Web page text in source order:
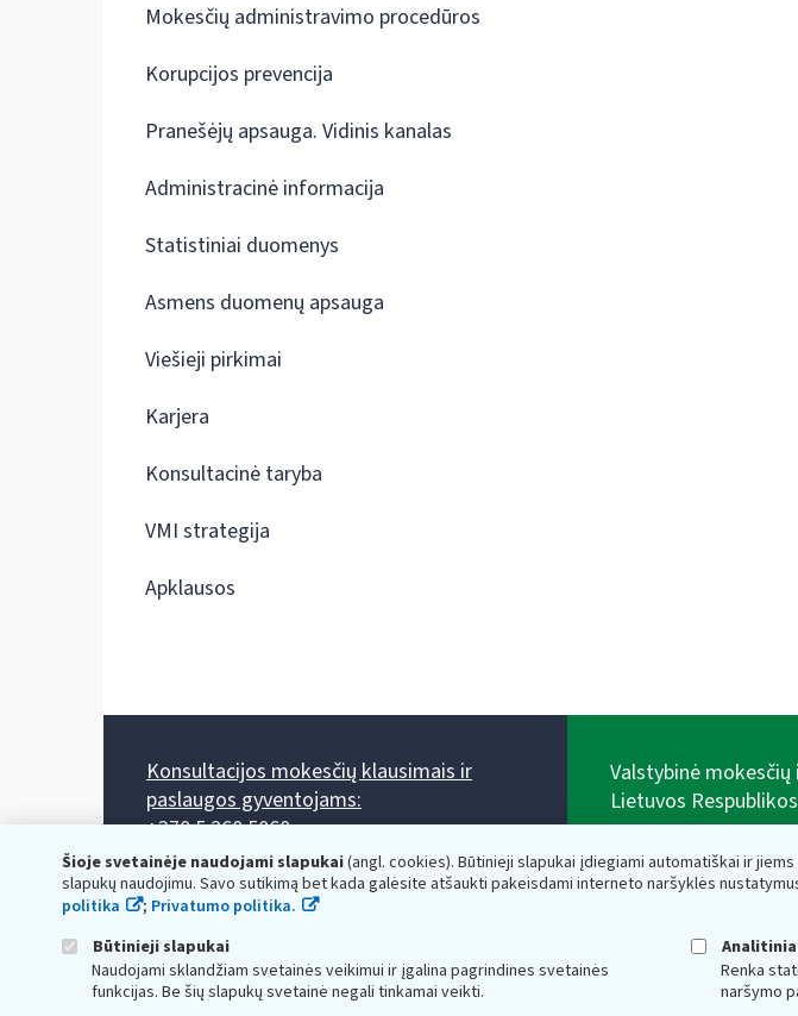
Šioje svetainėje naudojami slapukai(angl. cookies). Būtinieji slapukai įdiegiami automatiškai ir
slapukų naudojimu. Savo sutikimą bet kada galėsite atšaukti pakeisdami interneto naršyklės
politika
; Privatumo politika.
Būtinieji slapukai
Naudojami sklandžiam svetainės veikimui ir įgalina pagrindines svetainės
funkcijas. Be šių slapukų svetainė negali tinkamai veikti.
Renka
naršymo
Mokesčių administravimo procedūros
Korupcijos prevencija
Pranešėjų apsauga. Vidinis kanalas
Administracinė informacija
Statistiniai duomenys
Asmens duomenų apsauga
Viešieji pirkimai
Karjera
Konsultacinė taryba
VMI strategija
Apklausos
Konsultacijos mokesčių klausimais ir
paslaugos gyventojams:
+370 5 260 5060
Darbo laikas: I-IV 8.00-17.00, V 8.00-15.45.
Prieššventinę dieną - viena valanda trumpiau.
Kiekvieno mėnesio antrą penktadienį 8.00 val. - 12.00 val.
Mano VMI
Valstybinė mokesčių
Lietuvos
adresas: Vasario 16-osios g.
el.paštas:vmi@vmi.lt, E.
Lietuvos Respublikos
saugomi Juridinių asmenų